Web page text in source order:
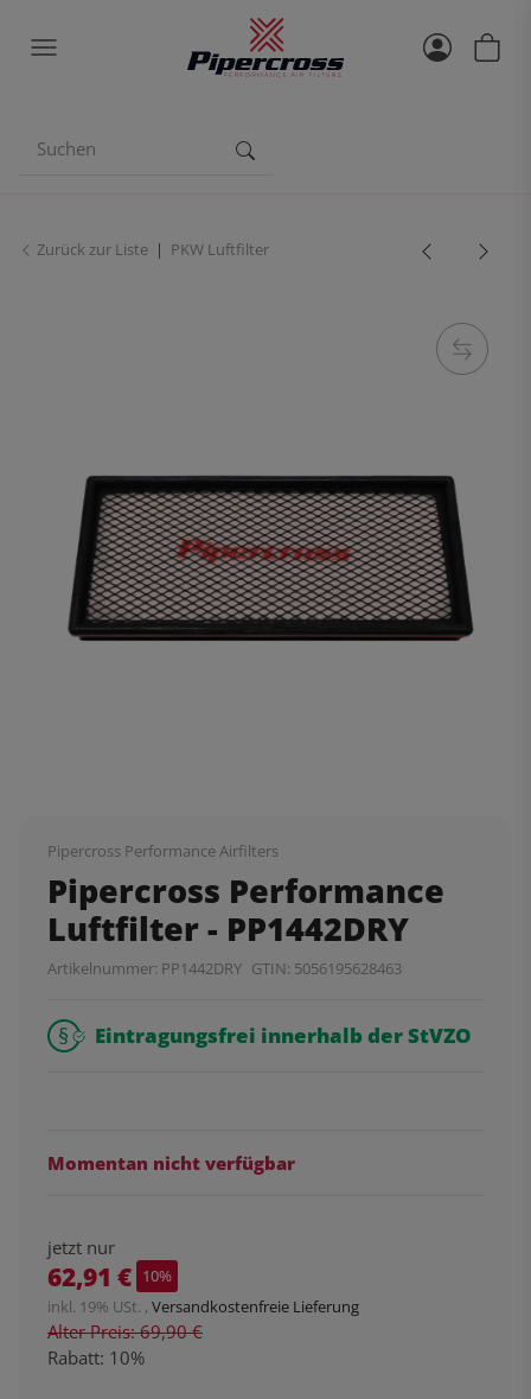
Zurück zur Liste PKW Luftfilter
Pipercross Performance Airfilters
Pipercross Performance
Luftfilter - PP1442DRY
Artikelnummer: PP1442DRY GTIN: 5056195628463
Eintragungsfrei innerhalb der StVZO
Momentan nicht verfügbar
jetzt nur
62,91 € 10%
inkl. 19% USt. , Versandkostenfreie Lieferung
Alter Preis: 69,90 €
Rabatt: 10%